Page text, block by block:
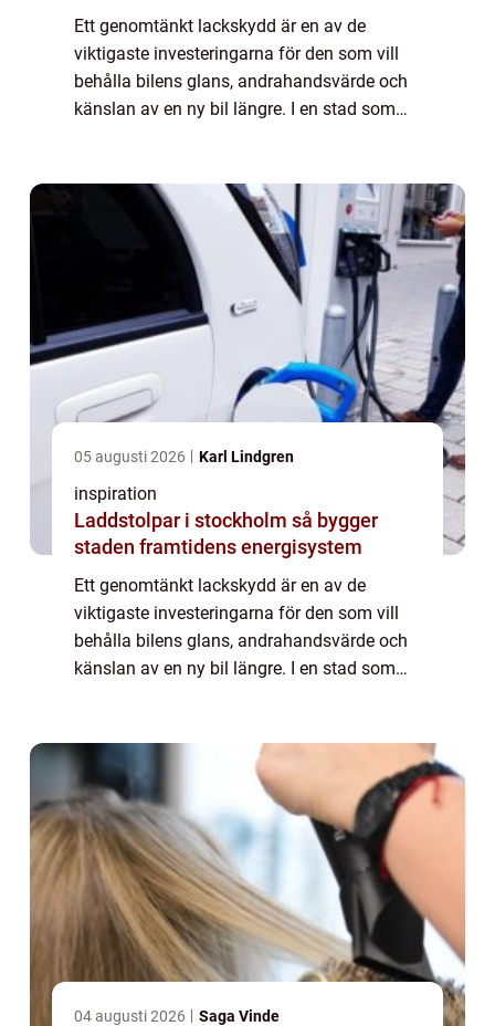
Ett genomtänkt lackskydd är en av de
viktigaste investeringarna för den som vill
behålla bilens glans, andrahandsvärde och
känslan av en ny bil längre. I en stad som
05 augusti 2026 Karl Lindgren
inspiration
Laddstolpar i stockholm så bygger
staden framtidens energisystem
Ett genomtänkt lackskydd är en av de
viktigaste investeringarna för den som vill
behålla bilens glans, andrahandsvärde och
känslan av en ny bil längre. I en stad som
04 augusti 2026 Saga Vinde